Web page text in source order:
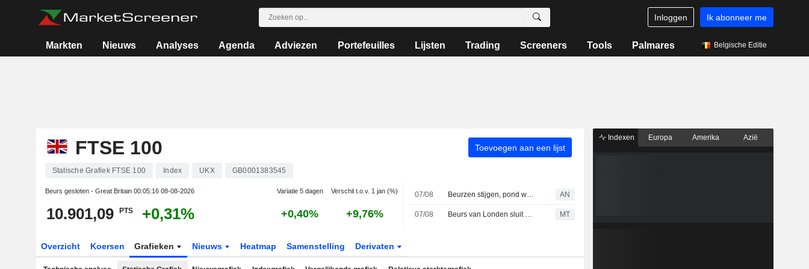
Inloggen Ik abonneer me
Markten Nieuws Analyses Agenda Adviezen Portefeuilles Lijsten Trading Screeners Tools Palmares Belgische Editie
FTSE 100 Toevoegen aan een lijst
Statische Grafiek FTSE 100 Index UKX GB0001383545
Beurs gesloten - Great Britain 00:05:16 08-08-2026 Variatie 5 dagen Verschil t.o.v. 1 jan (%)
10.901,09 PTS +0,31% +0,40% +9,76%
07/08 Beurzen stijgen, pond wint terrein na onverwachte daling Amerikaanse werkgelegenheid AN
07/08 Beurs van Londen sluit week in het groen; Diageo boekt winst MT
Overzicht Koersen Grafieken Nieuws Heatmap Samenstelling Derivaten
Indexen Europa Amerika Azië